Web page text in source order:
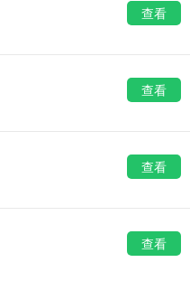
查看
查看
查看
查看